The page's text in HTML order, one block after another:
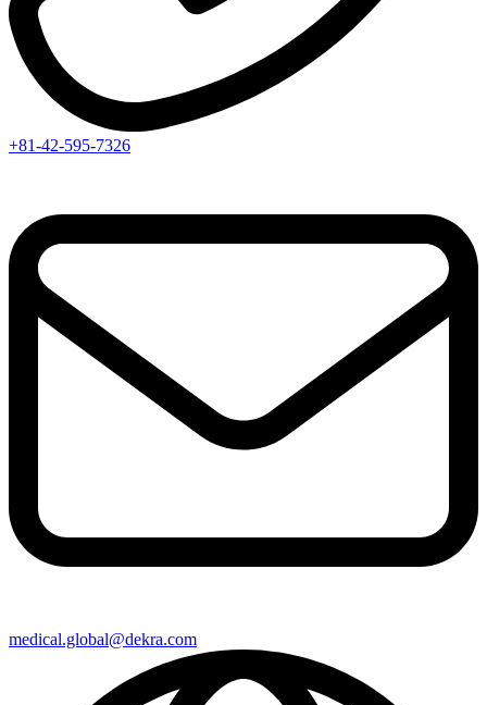
+81-42-595-7326
medical​.global@​dekra.com